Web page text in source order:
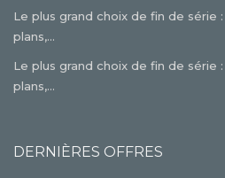
Le plus grand choix de fin de série
plans,...
Le plus grand choix de fin de série
plans,...
DERNIÈRES OFFRES